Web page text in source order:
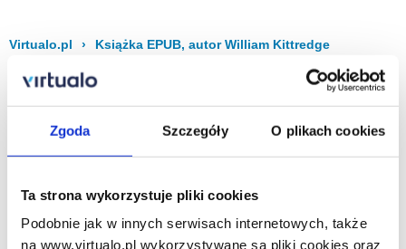
Zgoda Szczegóły O plikach cookies
Ta strona wykorzystuje pliki cookies
Podobnie jak w innych serwisach internetowych, także
na www.virtualo.pl wykorzystywane są pliki cookies oraz
Virtualo.pl › Książka EPUB, autor William Kittredge
Filtruj Sortuj
Na stronie